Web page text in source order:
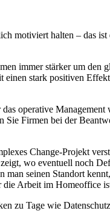
motiviert halten – das
immer stärker um
stark positiven
operative
Sie Firmen bei der
Change-Projekt
wo eventuell noch
seinen Standort
Arbeit im Homeoffice
zu Tage wie